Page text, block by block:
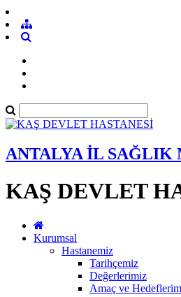
ANTALYA İL SAĞLIK
KAŞ DEVLET
Kurumsal
Hastanemiz
Tarihçemiz
Değerlerimiz
Amaç ve